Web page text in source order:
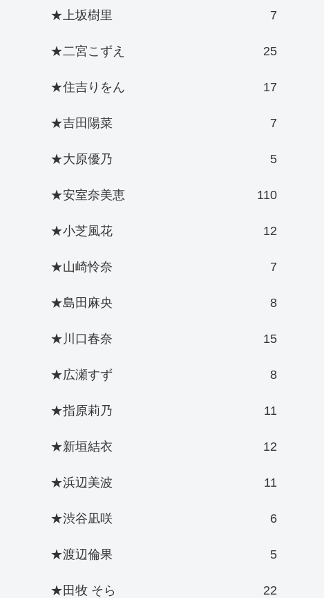
★上坂樹里 7
★二宮こずえ 25
★住吉りをん 17
★吉田陽菜 7
★大原優乃 5
★安室奈美恵 110
★小芝風花 12
★山崎怜奈 7
★島田麻央 8
★川口春奈 15
★広瀬すず 8
★指原莉乃 11
★新垣結衣 12
★浜辺美波 11
★渋谷凪咲 6
★渡辺倫果 5
★田牧 そら 22